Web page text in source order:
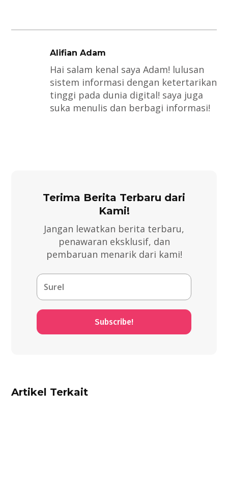
Alifian Adam
Hai salam kenal saya Adam! lulusan
sistem informasi dengan ketertarikan
tinggi pada dunia digital! saya juga
suka menulis dan berbagi informasi!
Terima Berita Terbaru dari
Kami!
Jangan lewatkan berita terbaru,
penawaran eksklusif, dan
pembaruan menarik dari kami!
Subscribe!
Artikel Terkait